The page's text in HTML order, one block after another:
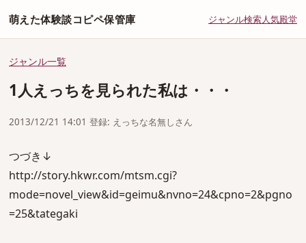
萌えた体験談コピペ保管庫 ジャンル検索人気殿堂
ジャンル一覧
1人えっちを見られた私は・・・
2013/12/21 14:01 登録: えっちな名無しさん
つづき↓
http://story.hkwr.com/mtsm.cgi?
mode=novel_view&id=geimu&nvno=24&cpno=2&pgno
=25&tategaki